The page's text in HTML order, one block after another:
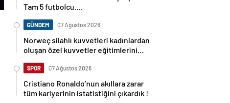
Tam 5 futbolcu….
GÜNDEM 07 Ağustos 2026
Norweç silahlı kuvvetleri kadınlardan
oluşan özel kuvvetler eğitimlerini
SPOR 07 Ağustos 2026
Cristiano Ronaldo’nun akıllara zarar
tüm kariyerinin istatistiğini çıkardık !